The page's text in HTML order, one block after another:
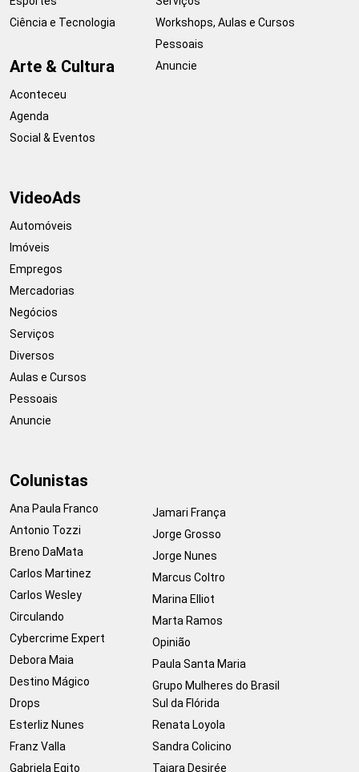
Ciência e Tecnologia
Arte & Cultura
Aconteceu
Agenda
Social & Eventos
Workshops, Aulas e Cursos
Pessoais
Anuncie
VideoAds
Automóveis
Imóveis
Empregos
Mercadorias
Negócios
Serviços
Diversos
Aulas e Cursos
Pessoais
Anuncie
Colunistas
Ana Paula Franco
Antonio Tozzi
Breno DaMata
Carlos Martinez
Carlos Wesley
Circulando
Cybercrime Expert
Debora Maia
Destino Mágico
Drops
Esterliz Nunes
Franz Valla
Gabriela Egito
Jamari França
Jorge Grosso
Jorge Nunes
Marcus Coltro
Marina Elliot
Marta Ramos
Opinião
Paula Santa Maria
Grupo Mulheres do Brasil
Sul da Flórida
Renata Loyola
Sandra Colicino
Taiara Desirée